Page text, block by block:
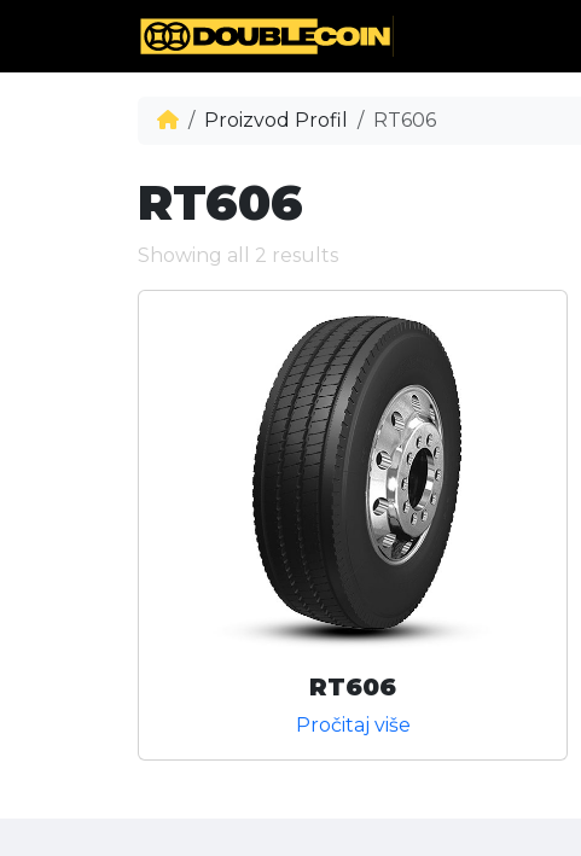
Proizvod Profil RT606
RT606
Showing all 2 results
RT606
Pročitaj više